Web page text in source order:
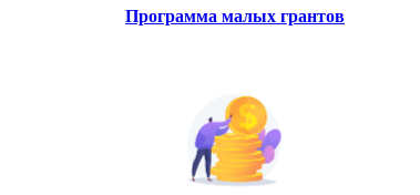
Программа малых грантов